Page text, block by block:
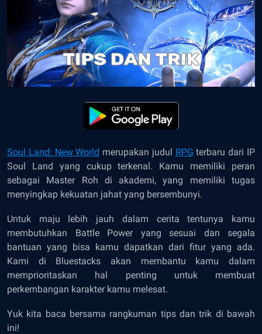
Soul Land: New World merupakan judul RPG terbaru dari IP
Soul Land yang cukup terkenal. Kamu memiliki peran
sebagai Master Roh di akademi, yang memiliki tugas
menyingkap kekuatan jahat yang bersembunyi.
Untuk maju lebih jauh dalam cerita tentunya kamu
membutuhkan Battle Power yang sesuai dan segala
bantuan yang bisa kamu dapatkan dari fitur yang ada.
Kami di Bluestacks akan membantu kamu dalam
memprioritaskan hal penting untuk membuat
perkembangan karakter kamu melesat.
Yuk kita baca bersama rangkuman tips dan trik di bawah
ini!